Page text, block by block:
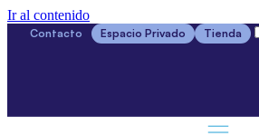
Ir al contenido
Contacto Espacio Privado Tienda